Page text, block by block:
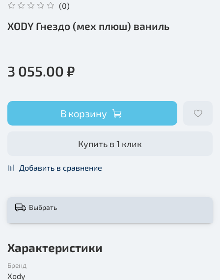
(0)
XODY Гнездо (мех плюш) ваниль
3 055.00 ₽
В корзину
Купить в 1 клик
Добавить в сравнение
Выбрать
Характеристики
Бренд
Xody